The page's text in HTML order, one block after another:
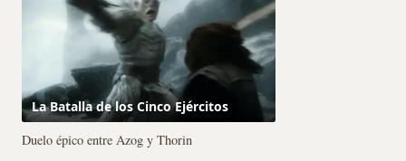
La Batalla de los Cinco Ejércitos
Duelo épico entre Azog y Thorin